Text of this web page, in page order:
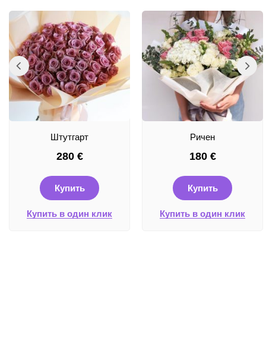
Штутгарт
280 €
Купить
Купить в один клик
Ричен
180 €
Купить
Купить в один клик